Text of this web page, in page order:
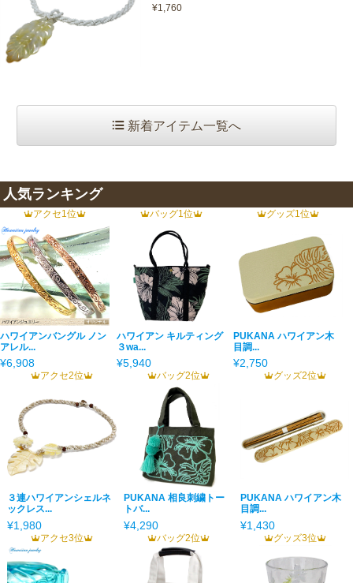
¥1,760
新着アイテム一覧へ
人気ランキング
アクセ1位
ハワイアンバングル ノン
アレル...
¥6,908
バッグ1位
ハワイアン キルティング
３wa...
¥5,940
グッズ1位
PUKANA ハワイアン木
目調...
¥2,750
アクセ2位
３連ハワイアンシェルネ
ックレス...
¥1,980
バッグ2位
PUKANA 相良刺繍トー
トバ...
¥4,290
グッズ2位
PUKANA ハワイアン木
目調...
¥1,430
アクセ3位 バッグ2位 グッズ3位